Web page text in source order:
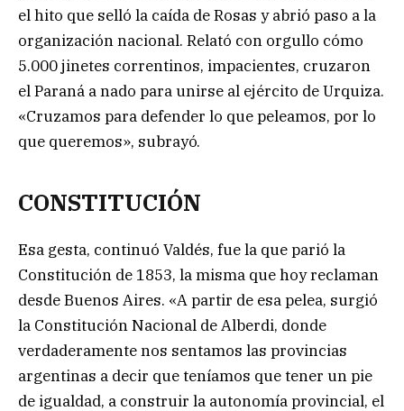
el hito que selló la caída de Rosas y abrió paso a la
organización nacional. Relató con orgullo cómo
5.000 jinetes correntinos, impacientes, cruzaron
el Paraná a nado para unirse al ejército de Urquiza.
«Cruzamos para defender lo que peleamos, por lo
que queremos», subrayó.
CONSTITUCIÓN
Esa gesta, continuó Valdés, fue la que parió la
Constitución de 1853, la misma que hoy reclaman
desde Buenos Aires. «A partir de esa pelea, surgió
la Constitución Nacional de Alberdi, donde
verdaderamente nos sentamos las provincias
argentinas a decir que teníamos que tener un pie
de igualdad, a construir la autonomía provincial, el